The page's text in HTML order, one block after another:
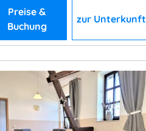
Preise &
Buchung
zur Unterkunft